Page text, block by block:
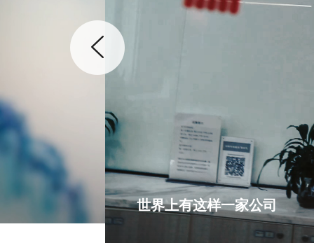
世界上有这样一家公司